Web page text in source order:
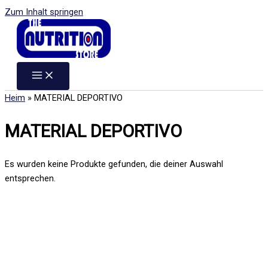
Zum Inhalt springen
Heim » MATERIAL DEPORTIVO
MATERIAL DEPORTIVO
Es wurden keine Produkte gefunden, die deiner Auswahl
entsprechen.